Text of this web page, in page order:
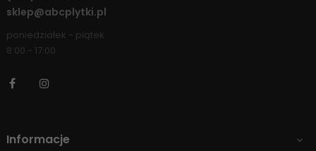
sklep@abcplytki.pl
poniedziałek - piątek
8:00 - 17:00
Facebook
Informacje 